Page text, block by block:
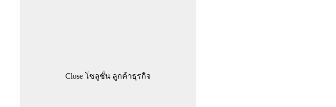
Close โซลูชั่น ลูกค้าธุรกิจ